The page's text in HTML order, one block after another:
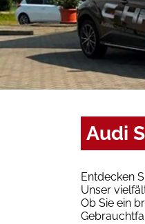
Audi
Entdecken
Unser
Ob Sie ein